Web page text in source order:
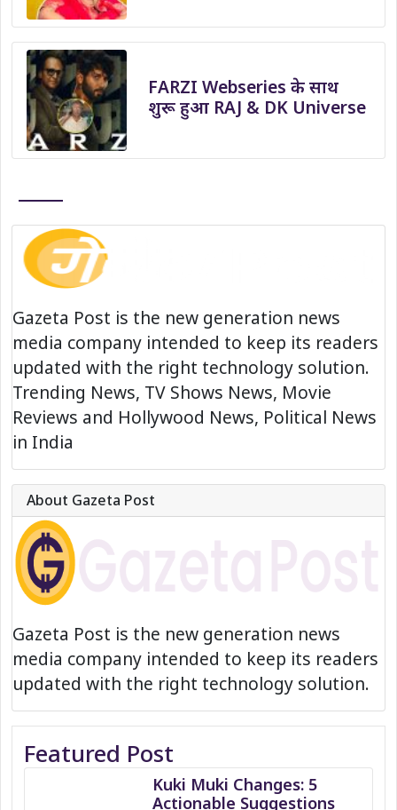
FARZI Webseries के साथ
शुरू हुआ RAJ & DK Universe
Gazeta Post is the new generation news
media company intended to keep its readers
updated with the right technology solution.
Trending News, TV Shows News, Movie
Reviews and Hollywood News, Political News
in India
About Gazeta Post
Gazeta Post is the new generation news
media company intended to keep its readers
updated with the right technology solution.
Featured Post
Kuki Muki Changes: 5
Actionable Suggestions